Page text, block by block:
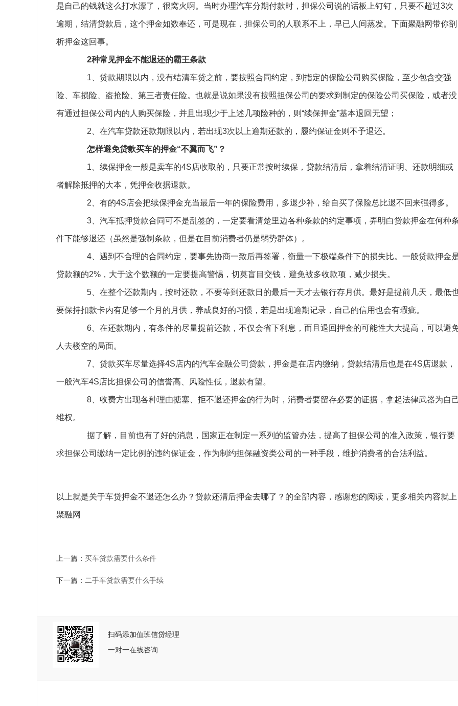
是自己的钱就这么打水漂了，很窝火啊。当时办理汽车分期付款时，担保公司说的话板上钉钉，只要不超过3次
逾期，结清贷款后，这个押金如数奉还，可是现在，担保公司的人联系不上，早已人间蒸发。下面聚融网带你剖
析押金这回事。
2种常见押金不能退还的霸王条款
1、贷款期限以内，没有结清车贷之前，要按照合同约定，到指定的保险公司购买保险，至少包含交强
险、车损险、盗抢险、第三者责任险。也就是说如果没有按照担保公司的要求到制定的保险公司买保险，或者没
有通过担保公司内的人购买保险，并且出现少于上述几项险种的，则“续保押金”基本退回无望；
2、在汽车贷款还款期限以内，若出现3次以上逾期还款的，履约保证金则不予退还。
怎样避免贷款买车的押金“不翼而飞”？
1、续保押金一般是卖车的4S店收取的，只要正常按时续保，贷款结清后，拿着结清证明、还款明细或
者解除抵押的大本，凭押金收据退款。
2、有的4S店会把续保押金充当最后一年的保险费用，多退少补，给自买了保险总比退不回来强得多。
3、汽车抵押贷款合同可不是乱签的，一定要看清楚里边各种条款的约定事项，弄明白贷款押金在何种
件下能够退还（虽然是强制条款，但是在目前消费者仍是弱势群体）。
4、遇到不合理的合同约定，要事先协商一致后再签署，衡量一下极端条件下的损失比。一般贷款押金
贷款额的2%，大于这个数额的一定要提高警惕，切莫盲目交钱，避免被多收款项，减少损失。
5、在整个还款期内，按时还款，不要等到还款日的最后一天才去银行存月供。最好是提前几天，最低
要保持扣款卡内有足够一个月的月供，养成良好的习惯，若是出现逾期记录，自己的信用也会有瑕疵。
6、在还款期内，有条件的尽量提前还款，不仅会省下利息，而且退回押金的可能性大大提高，可以避
人去楼空的局面。
7、贷款买车尽量选择4S店内的汽车金融公司贷款，押金是在店内缴纳，贷款结清后也是在4S店退款，
一般汽车4S店比担保公司的信誉高、风险性低，退款有望。
8、收费方出现各种理由搪塞、拒不退还押金的行为时，消费者要留存必要的证据，拿起法律武器为自己
维权。
据了解，目前也有了好的消息，国家正在制定一系列的监管办法，提高了担保公司的准入政策，银行要
求担保公司缴纳一定比例的违约保证金，作为制约担保融资类公司的一种手段，维护消费者的合法利益。
以上就是关于车贷押金不退还怎么办？贷款还清后押金去哪了？的全部内容，感谢您的阅读，更多相关内容就上
聚融网
上一篇： 买车贷款需要什么条件
下一篇： 二手车贷款需要什么手续
扫码添加值班信贷经理
一对一在线咨询